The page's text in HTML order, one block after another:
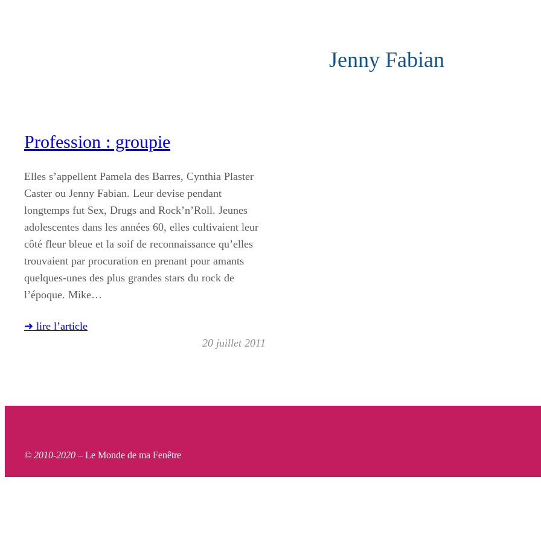
Jenny Fabian
Profession : groupie
Elles s’appellent Pamela des Barres, Cynthia Plaster
Caster ou Jenny Fabian. Leur devise pendant
longtemps fut Sex, Drugs and Rock’n’Roll. Jeunes
adolescentes dans les années 60, elles cultivaient leur
côté fleur bleue et la soif de reconnaissance qu’elles
trouvaient par procuration en prenant pour amants
quelques-unes des plus grandes stars du rock de
l’époque. Mike…
➜ lire l’article
20 juillet 2011
© 2010-2020 – Le Monde de ma Fenêtre